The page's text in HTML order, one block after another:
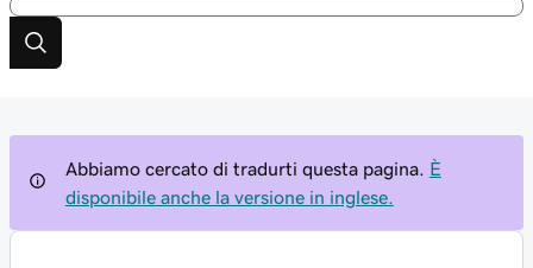
Abbiamo cercato di tradurti questa pagina.
È
disponibile anche la versione in inglese.